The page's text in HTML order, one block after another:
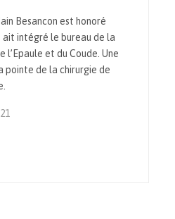
Besancon est honoré
ait intégré le bureau de la
l’Epaule et du Coude. Une
pointe de la chirurgie de